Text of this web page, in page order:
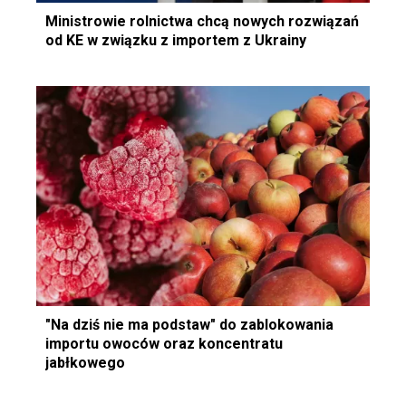
Ministrowie rolnictwa chcą nowych rozwiązań
od KE w związku z importem z Ukrainy
"Na dziś nie ma podstaw" do zablokowania
importu owoców oraz koncentratu
jabłkowego